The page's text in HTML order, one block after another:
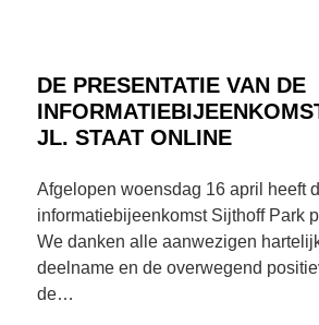
DE PRESENTATIE VAN DE
JL. STAAT ONLINE
Afgelopen woensdag 16 april heeft
informatiebijeenkomst Sijthoff Park
We danken alle aanwezigen
deelname en de overwegend
de…